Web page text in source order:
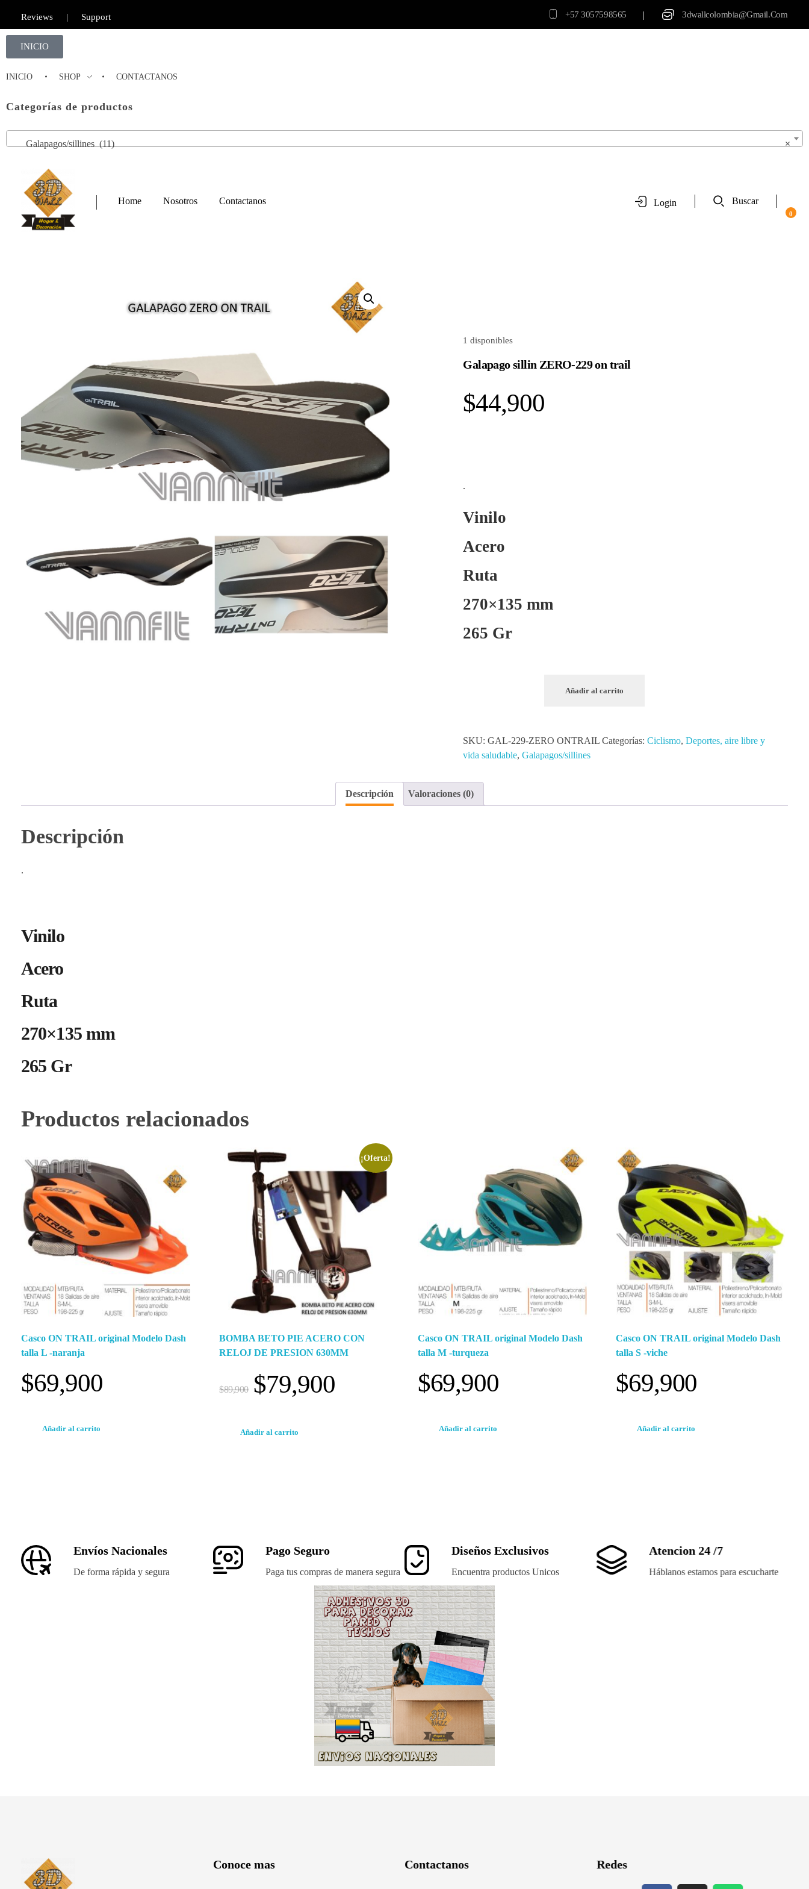
Reviews | Support +57 3057598565 | 3dwallcolombia@gmail.com
INICIO
INICIO SHOP CONTACTANOS
Categorías de productos
×
Galapagos/sillines (11)
Home Nosotros Contactanos Login Buscar
0
Galapago sillin ZERO-229 on trail
$44,900
.
Vinilo
Acero
Ruta
270×135 mm
265 Gr
1 disponibles
Añadir al carrito
SKU:GAL-229-ZERO ONTRAIL Categorías:Ciclismo,Deportes, aire libre y
vida saludable,Galapagos/sillines
Descripción Valoraciones (0)
Descripción
.
Vinilo
Acero
Ruta
270×135 mm
265 Gr
Productos relacionados
Casco ON TRAIL original Modelo Dash
talla L -naranja
$69,900
Añadir al carrito
¡Oferta!
BOMBA BETO PIE ACERO CON
RELOJ DE PRESION 630MM
$89,900 $79,900
Añadir al carrito
Casco ON TRAIL original Modelo Dash
talla M -turqueza
$69,900
Añadir al carrito
Casco ON TRAIL original Modelo Dash
talla S -viche
$69,900
Añadir al carrito
Envíos Nacionales
De forma rápida y segura
Pago Seguro
Paga tus compras de manera segura
Diseños Exclusivos
Encuentra productos Unicos
Atencion 24 /7
Háblanos estamos para escucharte
Conoce mas Contactanos Redes